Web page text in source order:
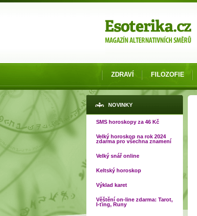
ZDRAVÍ FILOZOFIE
NOVINKY
SMS horoskopy za 46 Kč
Velký horoskop na rok 2024
zdarma pro všechna znamení
Velký snář online
Keltský horoskop
Výklad karet
Věštění on-line zdarma: Tarot,
I-ťing, Runy